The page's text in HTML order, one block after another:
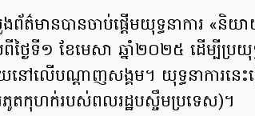
ព័ត៌មានបានចាប់ផ្តើមយុទ្ធនាការ «និយ
ពីថ្ងៃទី១ ខែមេសា ឆ្នាំ២០២៥ ដើម្បីប្
ៅលើបណ្តាញសង្គម។ យុទ្ធនាការនេះ
រ​ភូត​កុហក់​របស់​ពលរដ្ឋ​បស្ចឹម​ប្រទេស​)។